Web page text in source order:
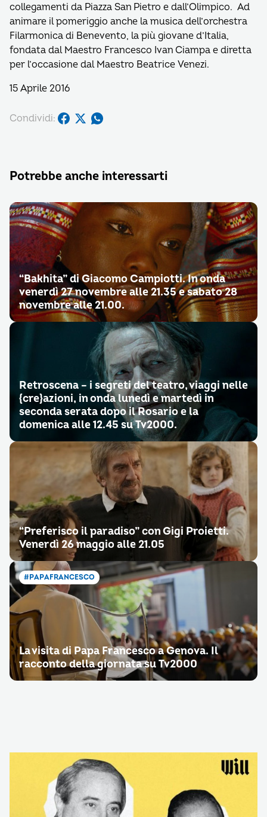
collegamenti da Piazza San Pietro e dall’Olimpico. Ad
animare il pomeriggio anche la musica dell’orchestra
Filarmonica di Benevento, la più giovane d’Italia,
fondata dal Maestro Francesco Ivan Ciampa e diretta
per l’occasione dal Maestro Beatrice Venezi.
15 Aprile 2016
Condividi:
Potrebbe anche interessarti
“Bakhita” di Giacomo Campiotti. In onda
venerdì 27 novembre alle 21.35 e sabato 28
novembre alle 21.00.
Retroscena – i segreti del teatro, viaggi nelle
{cre}azioni, in onda lunedì e martedì in
seconda serata dopo il Rosario e la
domenica alle 12.45 su Tv2000.
“Preferisco il paradiso” con Gigi Proietti.
Venerdì 26 maggio alle 21.05
#PAPAFRANCESCO
La visita di Papa Francesco a Genova. Il
racconto della giornata su Tv2000